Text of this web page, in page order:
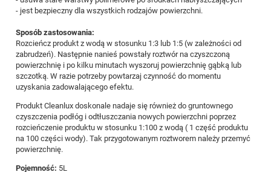
- jest bezpieczny dla wszystkich rodzajów powierzchni.
Sposób zastosowania:
Rozcieńcz produkt z wodą w stosunku 1:3 lub 1:5 (w zależności od
zabrudzeń). Następnie nanieś powstały roztwór na czyszczoną
powierzchnię i po kilku minutach wyszoruj powierzchnię gąbką lub
szczotką. W razie potrzeby powtarzaj czynność do momentu
uzyskania zadowalającego efektu.
Produkt Cleanlux doskonale nadaje się również do gruntownego
czyszczenia podłóg i odtłuszczania nowych powierzchni poprzez
rozcieńczenie produktu w stosunku 1:100 z wodą ( 1 część produktu
na 100 części wody). Tak przygotowanym roztworem należy przemyć
powierzchnię.
Pojemność: 5L